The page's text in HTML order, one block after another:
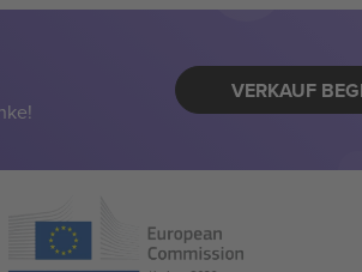
VERKAUF